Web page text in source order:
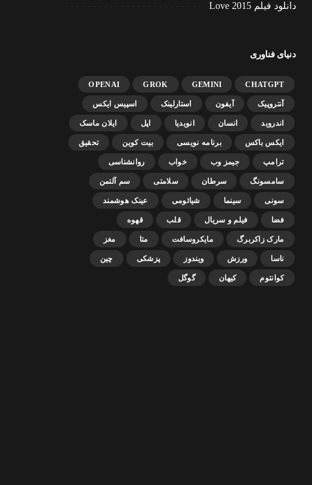
دانلود فیلم Love 2015
دنیای فناوری
CHATGPT
GEMINI
GROK
OPENAI
آنتروپیک آیفون استارلینک اسپیس ایکس
اندروید انسان انویدیا اپل ایلان ماسک
ایکس باکس برنامه نویسی بیت کوین تحقیق
ترامپ جیمز وب خواب روانشناسی
سامسونگ سرطان سلامتی سم آلتمن
سونی سینما شیائومی عینک هوشمند
فضا فیلم و سریال قلب قهوه
مارک زاکربرگ مایکروسافت متا مغز
ناسا ورزش ویندوز پزشکی چین
کوانتوم کیهان گوگل